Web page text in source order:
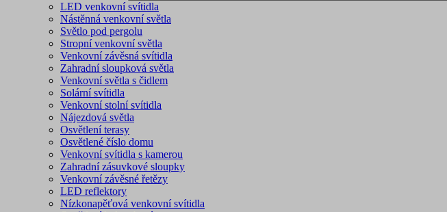
LED venkovní svítidla
Nástěnná venkovní světla
Světlo pod pergolu
Stropní venkovní světla
Venkovní závěsná svítidla
Zahradní sloupková světla
Venkovní světla s čidlem
Solární svítidla
Venkovní stolní svítidla
Nájezdová světla
Osvětlení terasy
Osvětlené číslo domu
Venkovní svítidla s kamerou
Zahradní zásuvkové sloupky
Venkovní závěsné řetězy
LED reflektory
Nízkonapěťová venkovní svítidla